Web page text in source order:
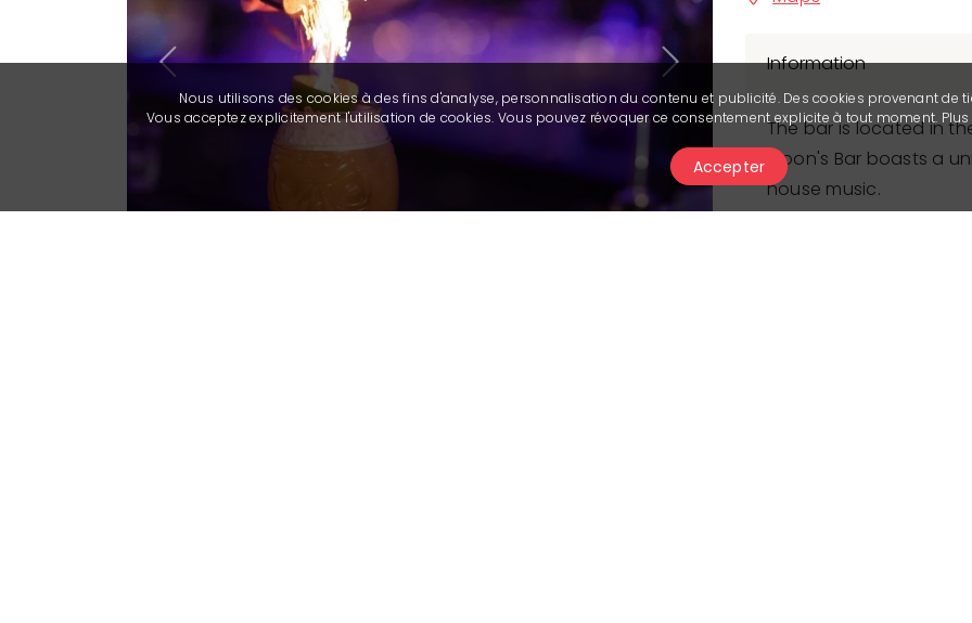
Previous Next Information
The bar is located in
Moon's Bar boasts a
house music.
Nous utilisons des cookies à des fins d'analyse, personnalisation du contenu et publicité. Des cookies provenant de
Vous acceptez explicitement l'utilisation de cookies. Vous pouvez révoquer ce consentement explicite à tout moment.
Accepter